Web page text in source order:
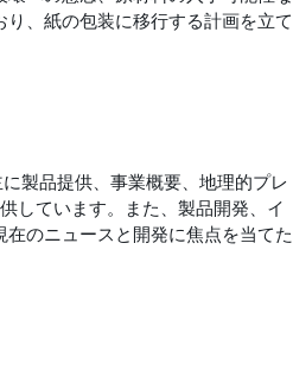
、紙の包装に移行する計画を立て
製品提供、事業概要、地理的プレ
しています。また、製品開発、イ
のニュースと開発に焦点を当てた